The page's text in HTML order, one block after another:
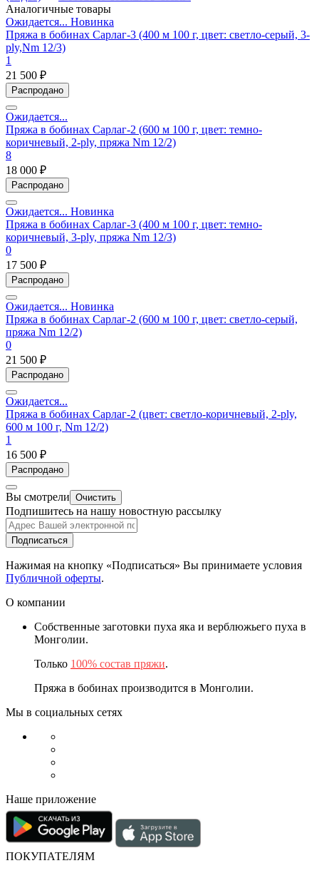
Аналогичные товары
Ожидается... Новинка
Пряжа в бобинах Сарлаг-3 (400 м 100 г, цвет: светло-серый, 3-
ply,Nm 12/3)
1
21 500 ₽
Распродано
Ожидается...
Пряжа в бобинах Сарлаг-2 (600 м 100 г, цвет: темно-
коричневый, 2-ply, пряжа Nm 12/2)
8
18 000 ₽
Распродано
Ожидается... Новинка
Пряжа в бобинах Сарлаг-3 (400 м 100 г, цвет: темно-
коричневый, 3-ply, пряжа Nm 12/3)
0
17 500 ₽
Распродано
Ожидается... Новинка
Пряжа в бобинах Сарлаг-2 (600 м 100 г, цвет: светло-серый,
пряжа Nm 12/2)
0
21 500 ₽
Распродано
Ожидается...
Пряжа в бобинах Сарлаг-2 (цвет: cветло-коричневый, 2-ply,
600 м 100 г, Nm 12/2)
1
16 500 ₽
Распродано
Вы смотрели Очистить
Подпишитесь на нашу новостную рассылку
Подписаться
Нажимая на кнопку «Подписаться» Вы принимаете условия
Публичной оферты.
О компании
Собственные заготовки пуха яка и верблюжьего пуха в
Монголии.
Только 100% состав пряжи.
Пряжа в бобинах производится в Монголии.
Мы в социальных сетях
Наше приложение
ПОКУПАТЕЛЯМ